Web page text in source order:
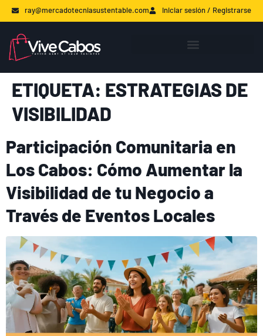
ray@mercadotecniasustentable.com Iniciar sesión / Registrarse
ETIQUETA: ESTRATEGIAS DE
VISIBILIDAD
Participación Comunitaria en
Los Cabos: Cómo Aumentar la
Visibilidad de tu Negocio a
Través de Eventos Locales